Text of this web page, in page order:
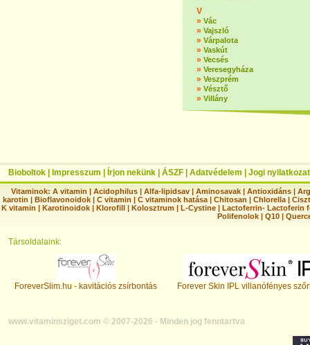
V
» Vác
» Vajszló
» Várpalota
» Vaskút
» Vecsés
» Veresegyháza
» Veszprém
» Vésztő
» Villány
Bioboltok Impresszum Írjon nekünk ÁSZF Adatvédelem Jogi nyilatkozat
Vitaminok: A vitamin |Acidophilus |Alfa-lipidsav |Aminosavak |Antioxidáns |
karotin | Bioflavonoidok | C vitamin | C vitaminok hatása | Chitosan | Chlorella |
K vitamin | Karotinoidok | Klorofill | Kolosztrum | L-Cystine | Lactoferrin- Lactoferin
Polifenolok |Q10 |
Társoldalaink:
ForeverSlim.hu - kavitációs zsírbontás Forever Skin IPL villanófényes
www.vitaminsziget.com © 2007-2026 - Minden jog fenntartva